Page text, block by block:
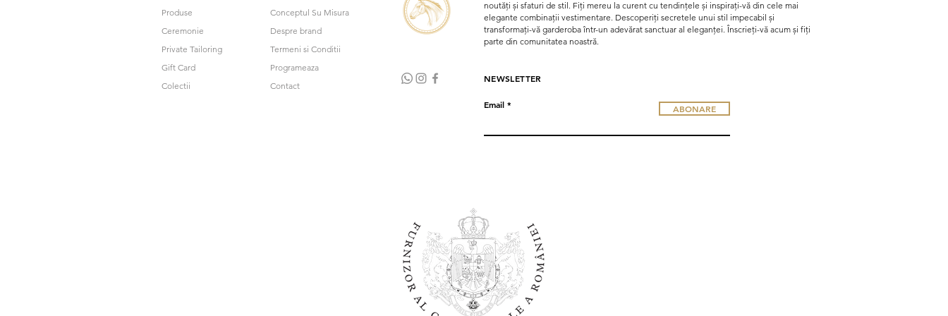
de la confirmarea comenzii.
Produse
Ceremonie
Private Tailoring
Gift Card
Colectii
Conceptul Su Misura
Despre brand
Termeni si Conditii
Programeaza
Contact
noutăți și sfaturi de stil. Fiți mereu la curent cu tendințele și inspirați-vă din cele mai
elegante combinații vestimentare. Descoperiți secretele unui stil impecabil și
transformați-vă garderoba într-un adevărat sanctuar al eleganței. Înscrieți-vă acum și fiți
parte din comunitatea noastră.
NEWSLETTER
Email ABONARE